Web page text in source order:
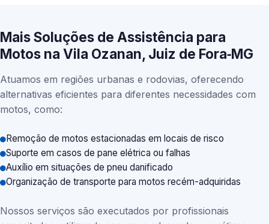
Mais Soluções de Assistência para
Motos na Vila Ozanan, Juiz de Fora‑MG
Atuamos em regiões urbanas e rodovias, oferecendo
alternativas eficientes para diferentes necessidades com
motos, como:
Remoção de motos estacionadas em locais de risco
Suporte em casos de pane elétrica ou falhas
Auxílio em situações de pneu danificado
Organização de transporte para motos recém-adquiridas
Nossos serviços são executados por profissionais